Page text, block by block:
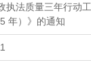
执法质量三年行动
年）》的通知